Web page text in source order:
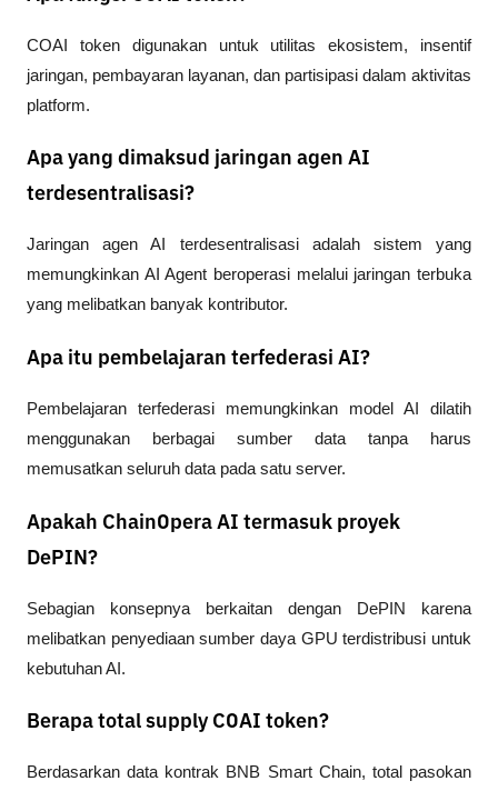
COAI token digunakan untuk utilitas ekosistem, insentif
jaringan, pembayaran layanan, dan partisipasi dalam aktivitas
platform.
Apa yang dimaksud jaringan agen AI
terdesentralisasi?
Jaringan agen AI terdesentralisasi adalah sistem yang
memungkinkan AI Agent beroperasi melalui jaringan terbuka
yang melibatkan banyak kontributor.
Apa itu pembelajaran terfederasi AI?
Pembelajaran terfederasi memungkinkan model AI dilatih
menggunakan berbagai sumber data tanpa harus
memusatkan seluruh data pada satu server.
Apakah ChainOpera AI termasuk proyek
DePIN?
Sebagian konsepnya berkaitan dengan DePIN karena
melibatkan penyediaan sumber daya GPU terdistribusi untuk
kebutuhan AI.
Berapa total supply COAI token?
Berdasarkan data kontrak BNB Smart Chain, total pasokan